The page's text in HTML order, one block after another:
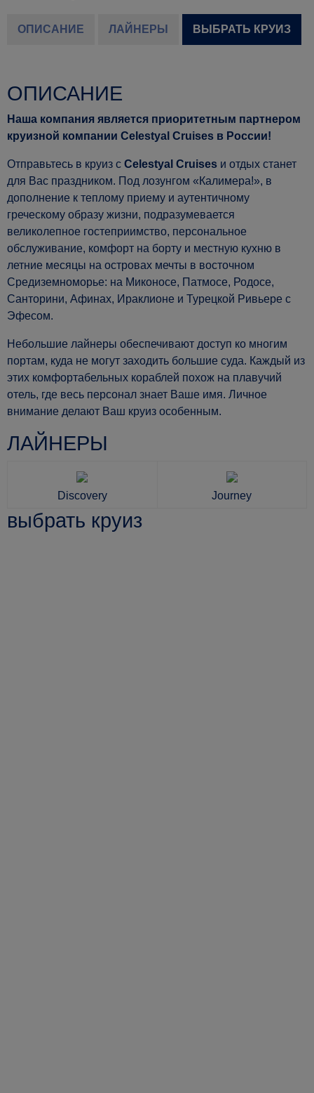
ОПИСАНИЕ ЛАЙНЕРЫ ВЫБРАТЬ КРУИЗ
ОПИСАНИЕ
Наша компания является приоритетным партнером
круизной компании Celestyal Cruises в России!
Отправьтесь в круиз с Celestyal Cruises и отдых станет
для Вас праздником. Под лозунгом «Калимера!», в
дополнение к теплому приему и аутентичному
греческому образу жизни, подразумевается
великолепное гостеприимство, персональное
обслуживание, комфорт на борту и местную кухню в
летние месяцы на островах мечты в восточном
Средиземноморье: на Миконосе, Патмосе, Родосе,
Санторини, Афинах, Ираклионе и Турецкой Ривьере с
Эфесом.
Небольшие лайнеры обеспечивают доступ ко многим
портам, куда не могут заходить большие суда. Каждый из
этих комфортабельных кораблей похож на плавучий
отель, где весь персонал знает Ваше имя. Личное
внимание делают Ваш круиз особенным.
ЛАЙНЕРЫ
Discovery Journey
выбрать круиз